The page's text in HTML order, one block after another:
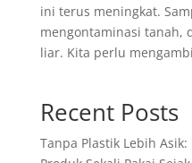
ini terus meningkat.
mengontaminasi tanah,
liar. Kita perlu
Recent Posts
Tanpa Plastik Lebih